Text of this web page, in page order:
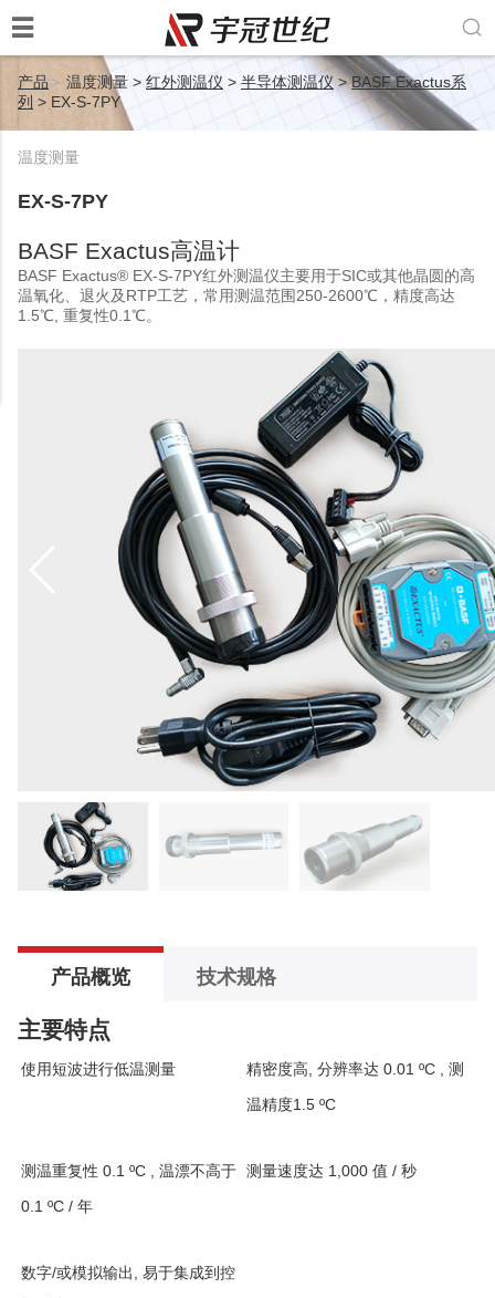
 
产品 > 温度测量 > 红外测温仪 > 半导体测温仪>BASF Exactus系
列 > EX-S-7PY
温度测量
EX-S-7PY
BASF Exactus高温计
BASF Exactus® EX-S-7PY红外测温仪主要用于SIC或其他晶圆的高
温氧化、退火及RTP工艺，常用测温范围250-2600℃，精度高达
1.5℃, 重复性0.1℃。
产品概览 技术规格
主要特点
使用短波进行低温测量
精密度高, 分辨率达 0.01 ºC , 测
温精度1.5 ºC
测温重复性 0.1 ºC , 温漂不高于
0.1 ºC / 年
测量速度达 1,000 值 / 秒
数字/或模拟输出, 易于集成到控